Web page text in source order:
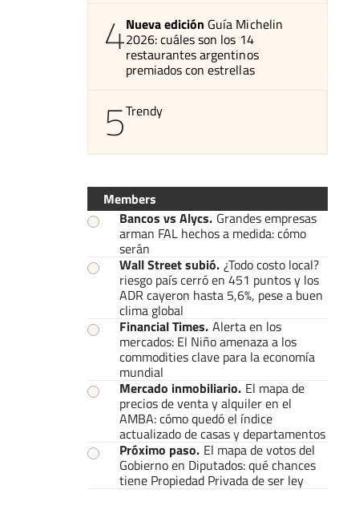
4Nueva edición Guía Michelin
2026: cuáles son los 14
restaurantes argentinos
premiados con estrellas
5Trendy
Members
Bancos vs Alycs. Grandes empresas
arman FAL hechos a medida: cómo
serán
Wall Street subió. ¿Todo costo local?
riesgo país cerró en 451 puntos y los
ADR cayeron hasta 5,6%, pese a buen
clima global
Financial Times. Alerta en los
mercados: El Niño amenaza a los
commodities clave para la economía
mundial
Mercado inmobiliario. El mapa de
precios de venta y alquiler en el
AMBA: cómo quedó el índice
actualizado de casas y departamentos
Próximo paso. El mapa de votos del
Gobierno en Diputados: qué chances
tiene Propiedad Privada de ser ley